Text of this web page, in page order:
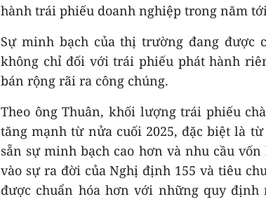
hành trái phiếu doanh nghiệp trong năm
Sự minh bạch của thị trường đang được
không chỉ đối với trái phiếu phát hành
bán rộng rãi ra công chúng.
Theo ông Thuân, khối lượng trái phiếu
tăng mạnh từ nửa cuối 2025, đặc biệt là
sẵn sự minh bạch cao hơn và nhu cầu
vào sự ra đời của Nghị định 155 và tiêu
được chuẩn hóa hơn với những quy định